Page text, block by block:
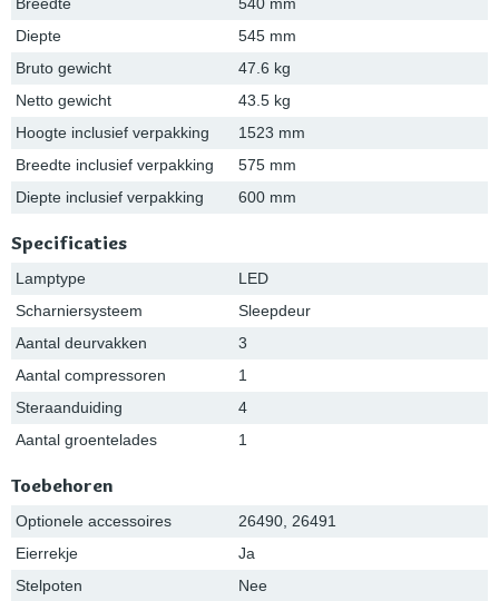
Diepte
545 mm
Bruto gewicht
47.6 kg
Netto gewicht
43.5 kg
Hoogte inclusief verpakking
1523 mm
Breedte inclusief verpakking
575 mm
Diepte inclusief verpakking
600 mm
Specificaties
Lamptype
LED
Scharniersysteem
Sleepdeur
Aantal deurvakken
3
Aantal compressoren
1
Steraanduiding
4
Aantal groentelades
1
Toebehoren
Optionele accessoires
26490, 26491
Eierrekje
Ja
Stelpoten
Nee